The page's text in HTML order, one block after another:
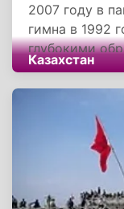
2007 году в
гимна в 1992
глубокими
служат
общества. Их
казахстанца,
каждым
и
Казахстан